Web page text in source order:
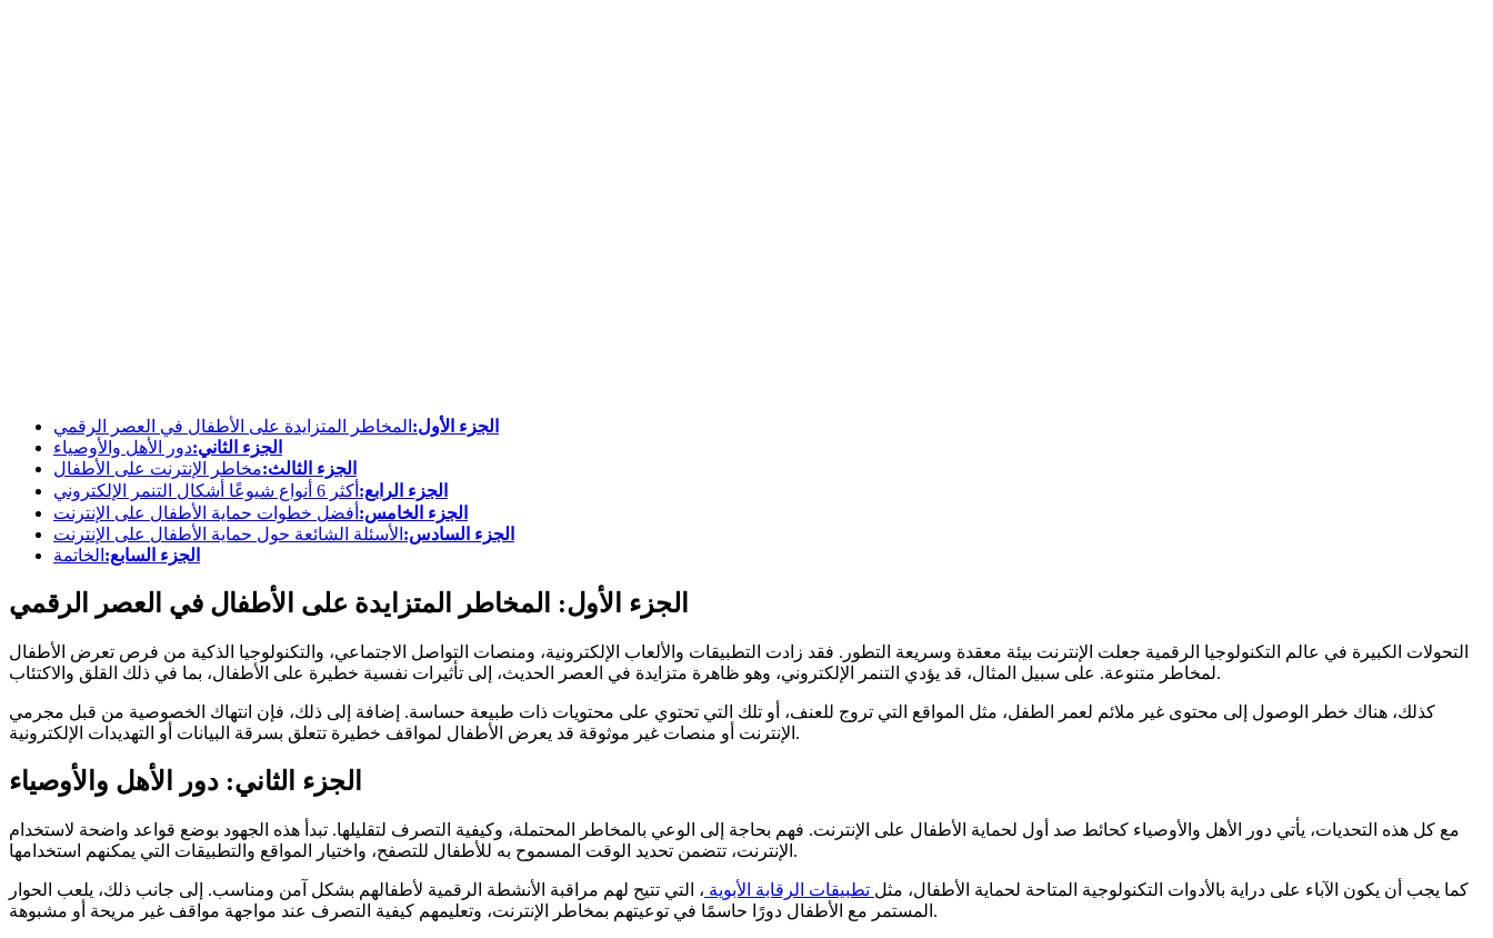
الجزء الأول: المخاطر المتزايدة على الأطفال في العصر الرقمي
الجزء الثاني:دور الأهل والأوصياء
الجزء الثالث:مخاطر الإنترنت على الأطفال
الجزء الرابع: أكثر 6 أنواع شيوعًا أشكال التنمر الإلكتروني
الجزء الخامس: أفضل خطوات حماية الأطفال على الإنترنت
الجزء السادس: الأسئلة الشائعة حول حماية الأطفال على الإنترنت
الجزء السابع: الخاتمة
الجزء الأول: المخاطر المتزايدة على الأطفال في العصر الرقمي
التحولات الكبيرة في عالم التكنولوجيا الرقمية جعلت الإنترنت بيئة معقدة وسريعة التطور. فقد زادت التطبيقات والألعاب الإلكترونية، ومنصات التواصل الاجتماعي، والتكنولوجيا الذكية من فرص تعرض الأطفال
لمخاطر متنوعة. على سبيل المثال، قد يؤدي التنمر الإلكتروني، وهو ظاهرة متزايدة في العصر الحديث، إلى تأثيرات نفسية خطيرة على الأطفال، بما في ذلك القلق والاكتئاب.
كذلك، هناك خطر الوصول إلى محتوى غير ملائم لعمر الطفل، مثل المواقع التي تروج للعنف، أو تلك التي تحتوي على محتويات ذات طبيعة حساسة. إضافة إلى ذلك، فإن انتهاك الخصوصية من قبل مجرمي
الإنترنت أو منصات غير موثوقة قد يعرض الأطفال لمواقف خطيرة تتعلق بسرقة البيانات أو التهديدات الإلكترونية.
الجزء الثاني: دور الأهل والأوصياء
مع كل هذه التحديات، يأتي دور الأهل والأوصياء كحائط صد أول لحماية الأطفال على الإنترنت. فهم بحاجة إلى الوعي بالمخاطر المحتملة، وكيفية التصرف لتقليلها. تبدأ هذه الجهود بوضع قواعد واضحة لاستخدام
الإنترنت، تتضمن تحديد الوقت المسموح به للأطفال للتصفح، واختيار المواقع والتطبيقات التي يمكنهم استخدامها.
كما يجب أن يكون الآباء على دراية بالأدوات التكنولوجية المتاحة لحماية الأطفال، مثل تطبيقات الرقابة الأبوية ، التي تتيح لهم مراقبة الأنشطة الرقمية لأطفالهم بشكل آمن ومناسب. إلى جانب ذلك، يلعب الحوار
المستمر مع الأطفال دورًا حاسمًا في توعيتهم بمخاطر الإنترنت، وتعليمهم كيفية التصرف عند مواجهة مواقف غير مريحة أو مشبوهة.